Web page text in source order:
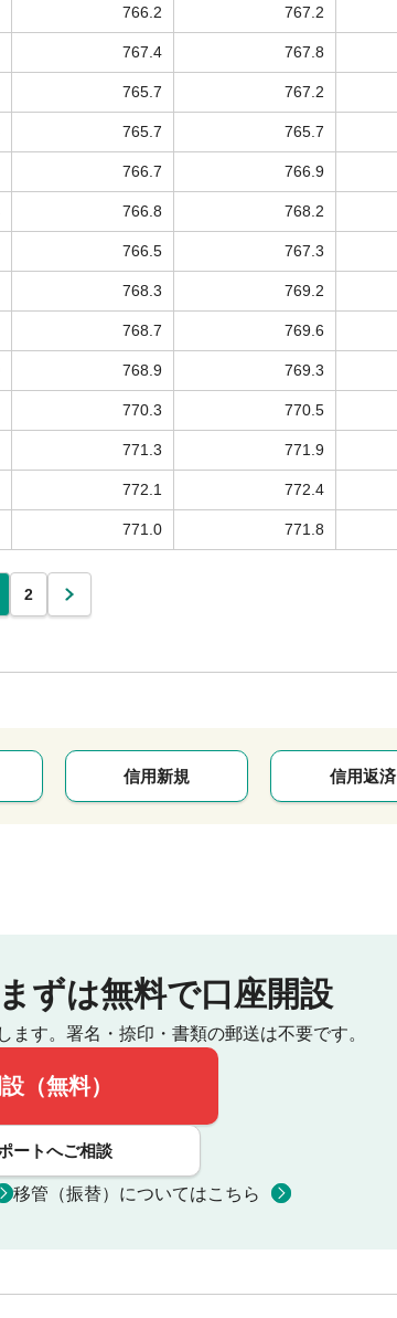
766.2 767.2
767.4 767.8
765.7 767.2
765.7 765.7
766.7 766.9
766.8 768.2
766.5 767.3
768.3 769.2
768.7 769.6
768.9 769.3
770.3 770.5
771.3 771.9
772.1 772.4
771.0 771.8
2
信用新規 信用返済
まずは無料で口座開設
ます。 署名・捺印・書類の郵送は不要です。
（無料）
ートへご相談
移管（振替）についてはこちら